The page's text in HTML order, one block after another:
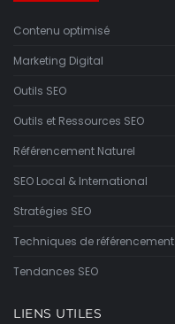
Contenu optimisé
Marketing Digital
Outils SEO
Outils et Ressources SEO
Référencement Naturel
SEO Local & International
Stratégies SEO
Techniques de référencement
Tendances SEO
LIENS UTILES